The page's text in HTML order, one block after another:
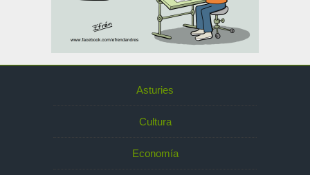
Asturies
Cultura
Economía